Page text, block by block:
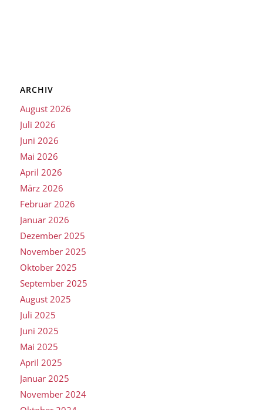
ARCHIV
August 2026
Juli 2026
Juni 2026
Mai 2026
April 2026
März 2026
Februar 2026
Januar 2026
Dezember 2025
November 2025
Oktober 2025
September 2025
August 2025
Juli 2025
Juni 2025
Mai 2025
April 2025
Januar 2025
November 2024